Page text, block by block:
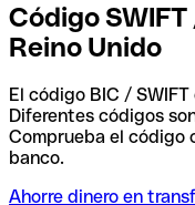
Código
Reino Unido
El código BIC /
Diferentes códigos
Comprueba el código
banco.
Ahorre dinero en